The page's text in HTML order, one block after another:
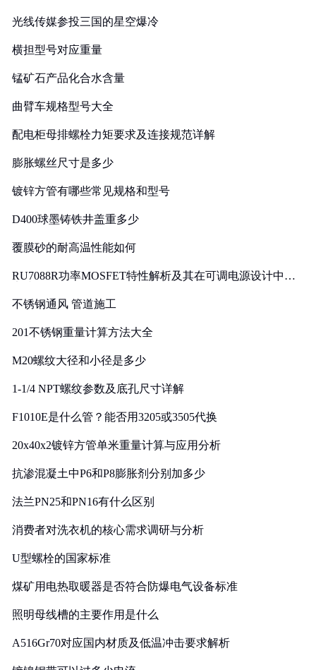
光线传媒参投三国的星空爆冷
横担型号对应重量
锰矿石产品化合水含量
曲臂车规格型号大全
配电柜母排螺栓力矩要求及连接规范详解
膨胀螺丝尺寸是多少
镀锌方管有哪些常见规格和型号
D400球墨铸铁井盖重多少
覆膜砂的耐高温性能如何
RU7088R功率MOSFET特性解析及其在可调电源设计中的
不锈钢通风 管道施工
201不锈钢重量计算方法大全
M20螺纹大径和小径是多少
1-1/4 NPT螺纹参数及底孔尺寸详解
F1010E是什么管？能否用3205或3505代换
20x40x2镀锌方管单米重量计算与应用分析
抗渗混凝土中P6和P8膨胀剂分别加多少
法兰PN25和PN16有什么区别
消费者对洗衣机的核心需求调研与分析
U型螺栓的国家标准
煤矿用电热取暖器是否符合防爆电气设备标准
照明母线槽的主要作用是什么
A516Gr70对应国内材质及低温冲击要求解析